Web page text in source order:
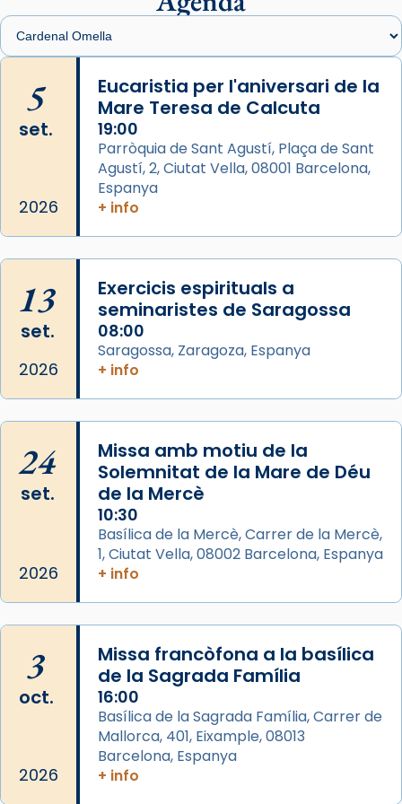
Santes de Mataró.
🔗
📸 J. Merino
Photo
View on Facebook ·
Arquebisbat de Barcelona
de Barcelona.
2 weeks ago
comitè organitzador de la visita apostòlica
del Sant Pare Lleó XIV a Barcelona, i als
col·laboradors, a la Catedral de Barcelona.
L’arquebisbe de Barcelona, el cardenal Joan
📸 Dr. G. Simón
Photo
View on Facebook ·
Arquebisbat de Barcelona
Memòria de les santes Juliana i
Semproniana, verges i màrtirs.
Acompanyant la història de sant Cugat, a
partir de l’Edat Mitjana sorgeix la tradició
que les santes Juliana (“relatiu a Júlia”) i
Semproniana (“relatiu a Semprònia =
eterna”) són deixebles seves. I l’any 1667, el
frare Joan Gaspar Roig, afirma en una obra
5
set.
2026
Eucaristia per l'aniversari de la
Mare Teresa de Calcuta
19:00
Parròquia de Sant Agustí, Plaça de Sant
Agustí, 2, Ciutat Vella, 08001 Barcelona,
Espanya
+ info
13
set.
2026
Exercicis espirituals a
seminaristes de Saragossa
08:00
Saragossa, Zaragoza, Espanya
+ info
24
set.
2026
Missa amb motiu de la
Solemnitat de la Mare de Déu
de la Mercè
10:30
Basílica de la Mercè, Carrer de la Mercè,
1, Ciutat Vella, 08002 Barcelona, Espanya
+ info
3
oct.
2026
Missa francòfona a la basílica
de la Sagrada Família
16:00
Basílica de la Sagrada Família, Carrer de
Mallorca, 401, Eixample, 08013
Barcelona, Espanya
+ info